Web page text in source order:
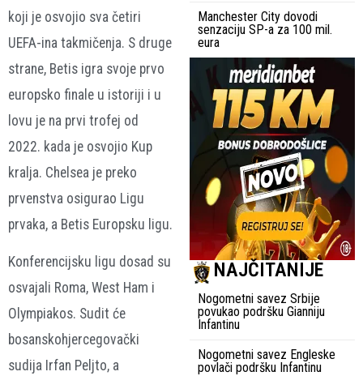
koji je osvojio sva četiri
UEFA-ina takmičenja. S druge
strane, Betis igra svoje prvo
europsko finale u istoriji i u
lovu je na prvi trofej od
2022. kada je osvojio Kup
kralja. Chelsea je preko
prvenstva osigurao Ligu
prvaka, a Betis Europsku ligu.
Konferencijsku ligu dosad su
osvajali Roma, West Ham i
Olympiakos. Sudit će
bosanskohjercegovački
sudija Irfan Peljto, a
Manchester City dovodi
senzaciju SP-a za 100 mil.
eura
NAJČITANIJE
Nogometni savez Srbije
povukao podršku Gianniju
Infantinu
Nogometni savez Engleske
povlači podršku Infantinu